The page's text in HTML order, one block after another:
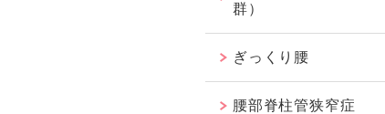
群）
ぎっくり腰
腰部脊柱管狭窄症